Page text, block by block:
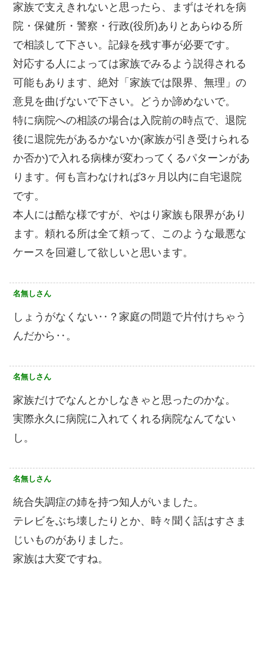
家族で支えきれないと思ったら、まずはそれを病
院・保健所・警察・行政(役所)ありとあらゆる所
で相談して下さい。記録を残す事が必要です。
対応する人によっては家族でみるよう説得される
可能もあります、絶対「家族では限界、無理」の
意見を曲げないで下さい。どうか諦めないで。
特に病院への相談の場合は入院前の時点で、退院
後に退院先があるかないか(家族が引き受けられる
か否か)で入れる病棟が変わってくるパターンがあ
ります。何も言わなければ3ヶ月以内に自宅退院
です。
本人には酷な様ですが、やはり家族も限界があり
ます。頼れる所は全て頼って、このような最悪な
ケースを回避して欲しいと思います。
名無しさん
しょうがなくない‥？家庭の問題で片付けちゃう
んだから‥。
名無しさん
家族だけでなんとかしなきゃと思ったのかな。
実際永久に病院に入れてくれる病院なんてない
し。
名無しさん
統合失調症の姉を持つ知人がいました。
テレビをぶち壊したりとか、時々聞く話はすさま
じいものがありました。
家族は大変ですね。